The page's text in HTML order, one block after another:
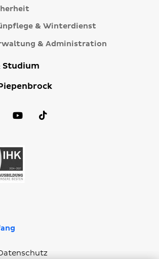
& Winterdienst
& Administration
Studium
YouTube